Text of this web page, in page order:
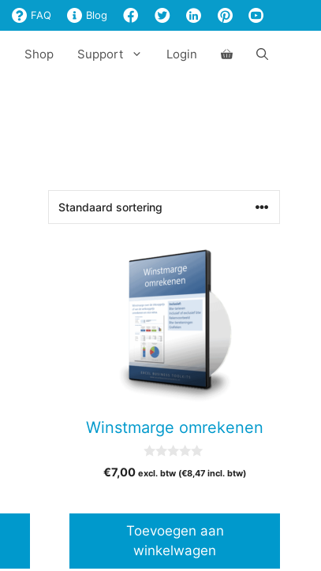
FAQ Blog
Shop Support Login
Winstmarge omrekenen
v
5
€7,00 excl. btw (€8,47 incl. btw)
Toevoegen aan
winkelwagen